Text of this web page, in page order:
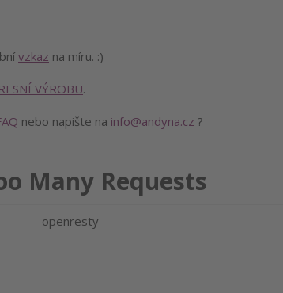
vzkaz na míru. :)
VÝROBU.
nebo napište na info@andyna.cz ?
Many Requests
openresty